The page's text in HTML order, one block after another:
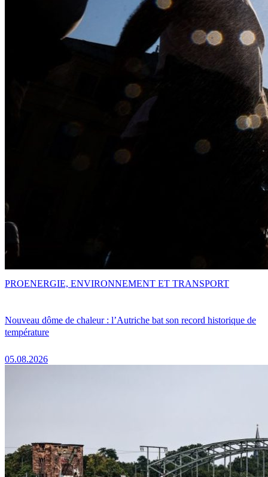
Nouveau dôme de chaleur : l’Autriche bat son record historique de
température
05.08.2026
PROENERGIE, ENVIRONNEMENT ET TRANSPORT